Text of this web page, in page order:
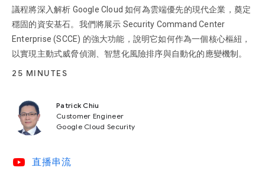
議程將深入解析 Google Cloud 如何為雲端優先的現代企業，奠定
穩固的資安基石。我們將展示 Security Command Center
Enterprise (SCCE) 的強大功能，說明它如何作為一個核心樞紐，
以實現主動式威脅偵測、智慧化風險排序與自動化的應變機制。
25 MINUTES
Patrick Chiu
Customer Engineer
Google Cloud Security
video_youtube 直播串流